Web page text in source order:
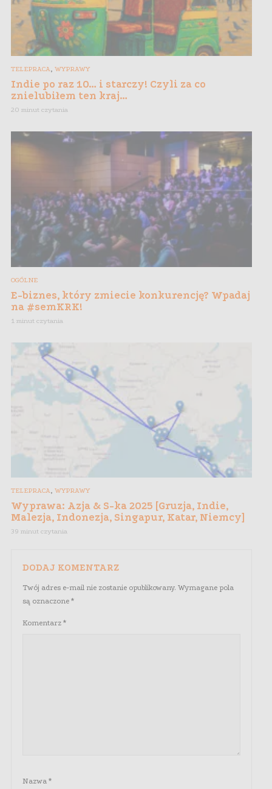
TELEPRACA, WYPRAWY
Indie po raz 10… i starczy! Czyli za co
znielubiłem ten kraj…
20 minut czytania
OGÓLNE
E-biznes, który zmiecie konkurencję? Wpadaj
na #semKRK!
1 minut czytania
TELEPRACA, WYPRAWY
Wyprawa: Azja & S-ka 2025 [Gruzja, Indie,
Malezja, Indonezja, Singapur, Katar, Niemcy]
39 minut czytania
DODAJ KOMENTARZ
Twój adres e-mail nie zostanie opublikowany. Wymagane pola
są oznaczone *
Komentarz *
Nazwa *